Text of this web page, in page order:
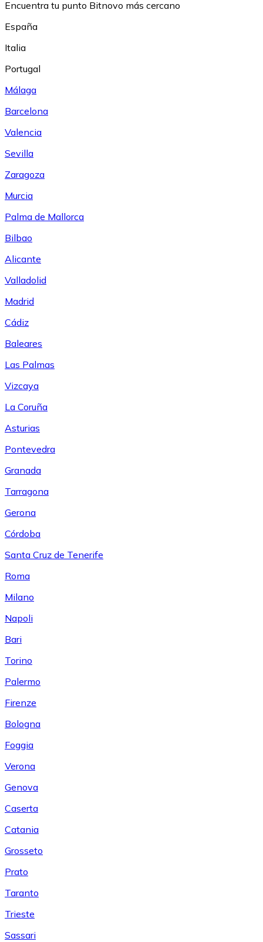
Encuentra tu punto Bitnovo más cercano
España
Italia
Portugal
Málaga
Barcelona
Valencia
Sevilla
Zaragoza
Murcia
Palma de Mallorca
Bilbao
Alicante
Valladolid
Madrid
Cádiz
Baleares
Las Palmas
Vizcaya
La Coruña
Asturias
Pontevedra
Granada
Tarragona
Gerona
Córdoba
Santa Cruz de Tenerife
Roma
Milano
Napoli
Bari
Torino
Palermo
Firenze
Bologna
Foggia
Verona
Genova
Caserta
Catania
Grosseto
Prato
Taranto
Trieste
Sassari